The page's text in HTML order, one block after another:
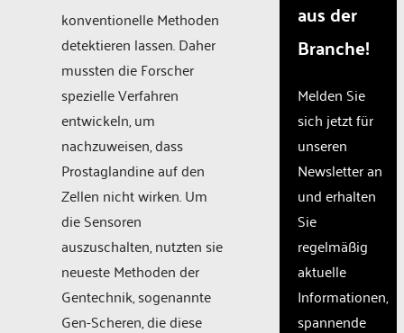
konventionelle Methoden
detektieren lassen. Daher
mussten die Forscher
spezielle Verfahren
entwickeln, um
nachzuweisen, dass
Prostaglandine auf den
Zellen nicht wirken. Um
die Sensoren
auszuschalten, nutzten sie
neueste Methoden der
Gentechnik, sogenannte
Gen-Scheren, die diese
to the
The
owner
needs
to
setup
the
site
with
CMP
to add
content
to the
aus der
Branche!
Melden Sie
sich jetzt für
unseren
Newsletter an
und erhalten
Sie
regelmäßig
aktuelle
Informationen,
spannende